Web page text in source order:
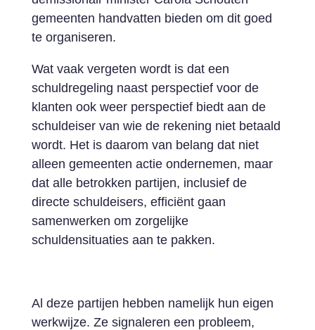
gemeenten handvatten bieden om dit goed
te organiseren.
Wat vaak vergeten wordt is dat een
schuldregeling naast perspectief voor de
klanten ook weer perspectief biedt aan de
schuldeiser van wie de rekening niet betaald
wordt. Het is daarom van belang dat niet
alleen gemeenten actie ondernemen, maar
dat alle betrokken partijen, inclusief de
directe schuldeisers, efficiënt gaan
samenwerken om zorgelijke
schuldensituaties aan te pakken.
Al deze partijen hebben namelijk hun eigen
werkwijze. Ze signaleren een probleem,